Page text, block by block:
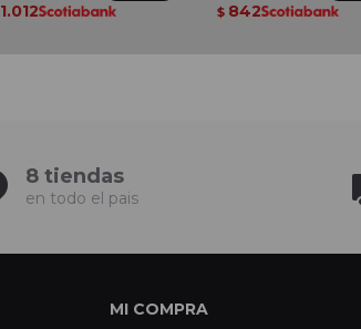
1.012 $ 842
8 tiendas
en todo el pais
MI COMPRA